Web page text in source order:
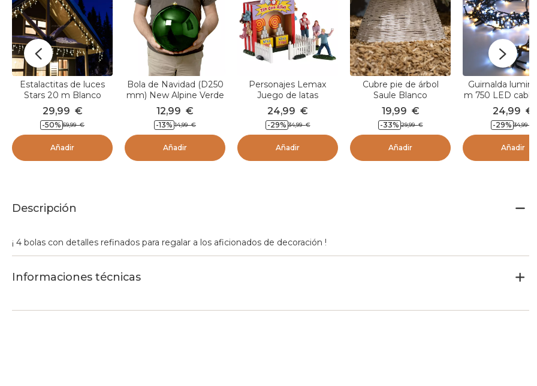
Estalactitas de luces
Stars 20 m Blanco
cálido 490 LED CB
29,99 €
-50% 59,99 €
Añadir
Bola de Navidad (D250
mm) New Alpine Verde
12,99 €
-13% 14,99 €
Añadir
Personajes Lemax
Juego de latas
24,99 €
-29% 34,99 €
Añadir
Cubre pie de árbol
Saule Blanco
19,99 €
-33% 29,99 €
Añadir
Guirnalda
m 750 LED cable
Lujo Bicolor
cálido y frío
24,99 €
-29% 34,99
Añadir
Descripción
¡ 4 bolas con detalles refinados para regalar a los aficionados de decoración !
Informaciones técnicas